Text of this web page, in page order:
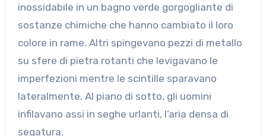
inossidabile in un bagno verde gorgogliante di
sostanze chimiche che hanno cambiato il loro
colore in rame. Altri spingevano pezzi di metallo
su sfere di pietra rotanti che levigavano le
imperfezioni mentre le scintille sparavano
lateralmente. Al piano di sotto, gli uomini
infilavano assi in seghe urlanti, l’aria densa di
segatura.